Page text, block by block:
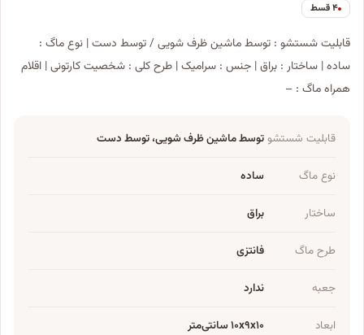
۴ قسط
قابلیت شستشو : توسط ماشین ظرف شویی / توسط دست | نوع ماگ :
ساده | ساختار : براق | جنس : سرامیک | طرح کلی : شخصیت کارتونی | اقلام
همراه ماگ : –
قابلیت شستشوتوسط ماشین ظرف شویی، توسط دست
نوع ماگ ساده
ساختار براق
طرح ماگ فانتزی
جعبه ندارد
ابعاد ۱۰x۹x۱۰ سانتی‌متر